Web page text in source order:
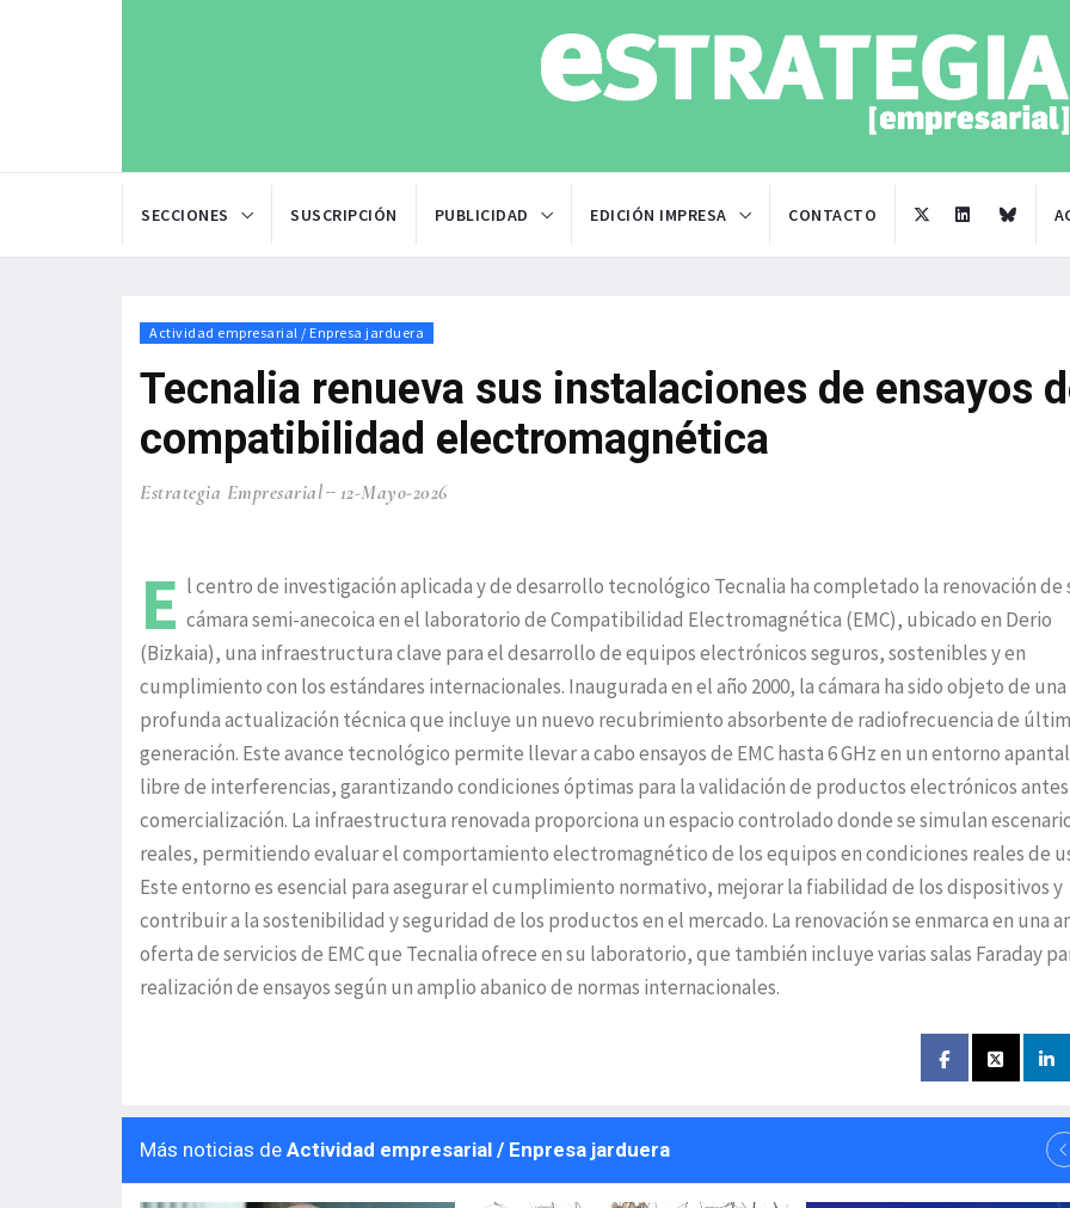
SECCIONES SUSCRIPCIÓN PUBLICIDAD EDICIÓN IMPRESA CONTACTO
Actividad empresarial / Enpresa jarduera
Tecnalia renueva sus instalaciones de ensayos
compatibilidad electromagnética
Estrategia Empresarial 12-Mayo-2026
E l centro de investigación aplicada y de desarrollo tecnológico Tecnalia ha completado la renovación de
cámara semi-anecoica en el laboratorio de Compatibilidad Electromagnética (EMC), ubicado en Derio
(Bizkaia), una infraestructura clave para el desarrollo de equipos electrónicos seguros, sostenibles y en
cumplimiento con los estándares internacionales. Inaugurada en el año 2000, la cámara ha sido objeto de una
profunda actualización técnica que incluye un nuevo recubrimiento absorbente de radiofrecuencia de
generación. Este avance tecnológico permite llevar a cabo ensayos de EMC hasta 6 GHz en un entorno
libre de interferencias, garantizando condiciones óptimas para la validación de productos electrónicos antes
comercialización. La infraestructura renovada proporciona un espacio controlado donde se simulan
reales, permitiendo evaluar el comportamiento electromagnético de los equipos en condiciones reales de
Este entorno es esencial para asegurar el cumplimiento normativo, mejorar la fiabilidad de los dispositivos y
contribuir a la sostenibilidad y seguridad de los productos en el mercado. La renovación se enmarca en una
oferta de servicios de EMC que Tecnalia ofrece en su laboratorio, que también incluye varias salas Faraday
realización de ensayos según un amplio abanico de normas internacionales.
Más noticias de Actividad empresarial / Enpresa jarduera